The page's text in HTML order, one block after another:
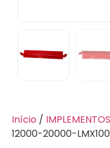
Início / IMPLEMENTOS
12000-20000-